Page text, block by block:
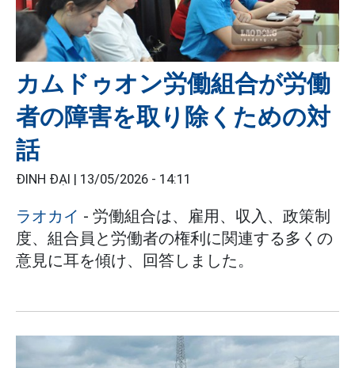
カムドゥオン労働組合が労働
者の障害を取り除くための対
話
ĐINH ĐẠI | 13/05/2026 - 14:11
ラオカイ - 労働組合は、雇用、収入、政策制
度、組合員と労働者の権利に関連する多くの
意見に耳を傾け、回答しました。